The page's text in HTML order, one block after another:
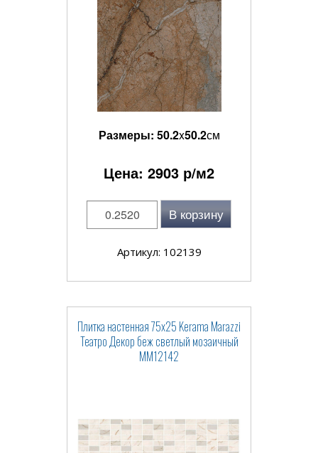
Размеры: 50.2x50.2см
Цена: 2903 р/м2
В корзину
Артикул: 102139
Плитка настенная 75x25 Kerama Marazzi
Театро Декор беж светлый мозаичный
MM12142